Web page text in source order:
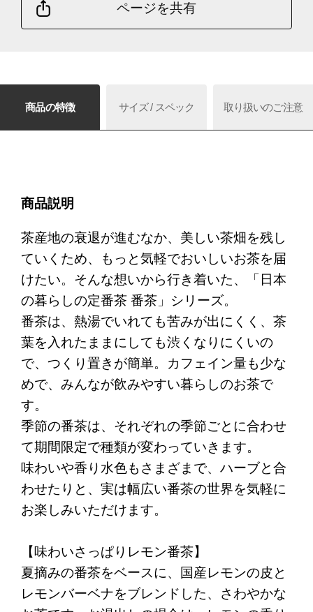
ページを共有
商品の特徴 サイズ / スペック 取り扱いのご注意
商品説明
茶産地の衰退が進むなか、美しい茶畑を残し
ていくため、もっと気軽でおいしいお茶を届
けたい。そんな想いから行き着いた、「日本
の暮らしの定番茶 番茶」シリーズ。
番茶は、熱湯でいれても苦みが出にくく、茶
葉を入れたままにしても渋くなりにくいの
で、つくり置きが簡単。カフェイン量も少な
めで、みんなが飲みやすい暮らしのお茶で
す。
季節の番茶は、それぞれの季節ごとに合わせ
て期間限定で種類が変わっていきます。
味わいや香り水色もさまざまで、ハーブと合
わせたりと、実は幅広い番茶の世界を気軽に
お楽しみいただけます。
【味わいさっぱりレモン番茶】
夏摘みの番茶をベースに、国産レモンの皮と
レモンバーベナをブレンドした、さわやかな